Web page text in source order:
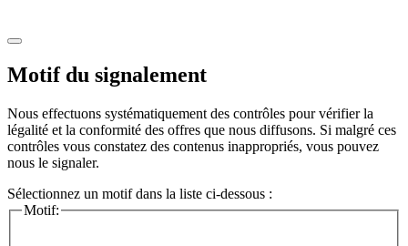
Motif du signalement
Nous effectuons systématiquement des contrôles pour vérifier la
légalité et la conformité des offres que nous diffusons. Si malgré ces
contrôles vous constatez des contenus inappropriés, vous pouvez
nous le signaler.
Sélectionnez un motif dans la liste ci-dessous :
Motif: